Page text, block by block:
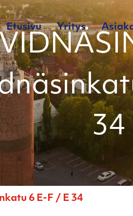
Etusivu Yritys
34
6 E-F / E 34